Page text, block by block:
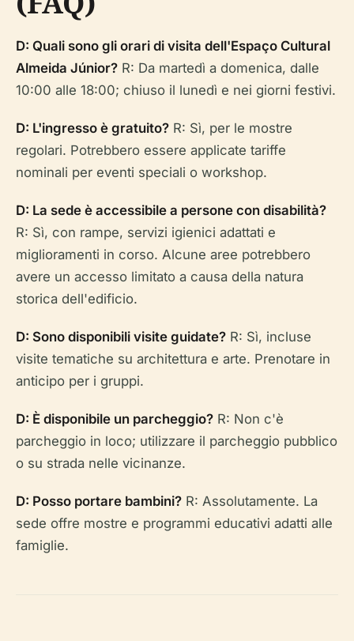
D: Quali sono gli orari di visita dell'Espaço Cultural
Almeida Júnior? R: Da martedì a domenica, dalle
10:00 alle 18:00; chiuso il lunedì e nei giorni festivi.
D: L'ingresso è gratuito? R: Sì, per le mostre
regolari. Potrebbero essere applicate tariffe
nominali per eventi speciali o workshop.
D: La sede è accessibile a persone con disabilità?
R: Sì, con rampe, servizi igienici adattati e
miglioramenti in corso. Alcune aree potrebbero
avere un accesso limitato a causa della natura
storica dell'edificio.
D: Sono disponibili visite guidate? R: Sì, incluse
visite tematiche su architettura e arte. Prenotare in
anticipo per i gruppi.
D: È disponibile un parcheggio? R: Non c'è
parcheggio in loco; utilizzare il parcheggio pubblico
o su strada nelle vicinanze.
D: Posso portare bambini? R: Assolutamente. La
sede offre mostre e programmi educativi adatti alle
famiglie.